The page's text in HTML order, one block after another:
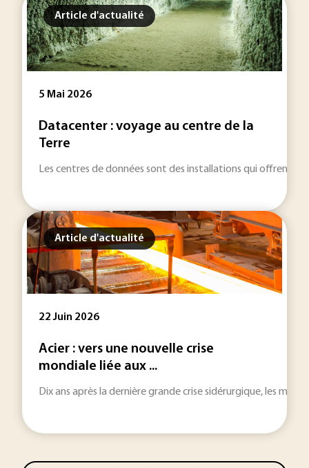
Article d'actualité
5 Mai 2026
Datacenter : voyage au centre de la
Terre
Les centres de données sont des installations qui offrent
Article d'actualité
22 Juin 2026
Acier : vers une nouvelle crise
mondiale liée aux ...
Dix ans après la dernière grande crise sidérurgique, les